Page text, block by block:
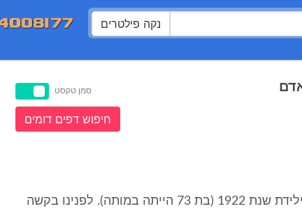
נקה פילטרים
סמן טקסט
חיפוש דפים דומים
1. ביום 1.8.95 נפטרה המנוחה ילידת שנת 1922 (בת 73 הייתה במותה). לפנינו בקשה